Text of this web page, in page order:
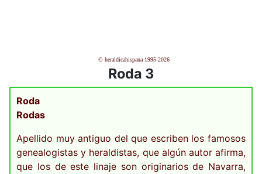
© heraldicahispana 1995-2026
Roda 3
Roda
Rodas
Apellido muy antiguo del que escriben los famosos
genealogistas y heraldistas, que algún autor afirma,
que los de este linaje son originarios de Navarra,